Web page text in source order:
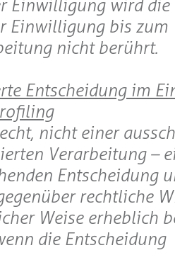
Einwilligung wird die
Einwilligung bis zum
nicht berührt.
Entscheidung im
nicht einer
Verarbeitung –
Entscheidung
rechtliche
Weise erheblich
die Entscheidung